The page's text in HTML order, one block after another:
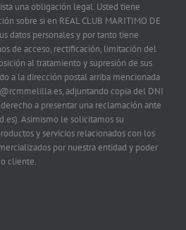
una obligación legal. Usted tiene
sobre si en REAL CLUB MARITIMO DE
datos personales y por tanto tiene
de acceso, rectificación, limitación del
al tratamiento y supresión de sus
a la dirección postal arriba mencionada
adjuntando copia del DNI
a presentar una reclamación ante
Asimismo le solicitamos su
y servicios relacionados con los
por nuestra entidad y poder
cliente.